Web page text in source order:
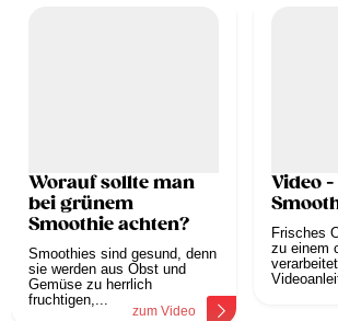
Worauf sollte man
bei grünem
Smoothie achten?
Smoothies sind gesund, denn
sie werden aus Obst und
Gemüse zu herrlich
fruchtigen,...
zum Video
Video
Frisches
zu einem